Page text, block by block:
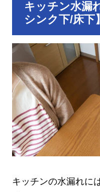
キッチン水漏
シンク下/床下】
キッチンの水漏れに